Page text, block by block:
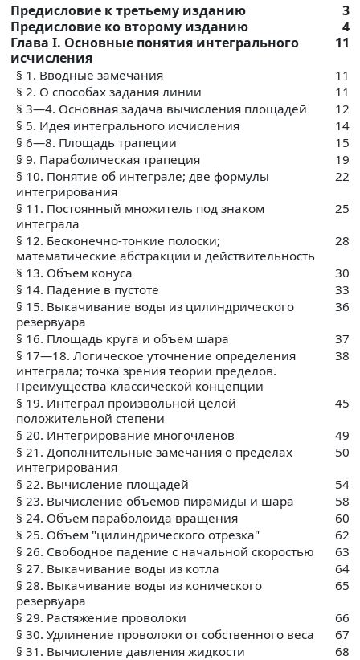
Предисловие к третьему изданию
3
Предисловие ко второму изданию
4
Глава I. Основные понятия интегрального
исчисления
11
§ 1. Вводные замечания
11
§ 2. О способах задания линии
11
§ 3—4. Основная задача вычисления площадей
12
§ 5. Идея интегрального исчисления
14
§ 6—8. Площадь трапеции
15
§ 9. Параболическая трапеция
19
§ 10. Понятие об интеграле; две формулы
интегрирования
22
§ 11. Постоянный множитель под знаком
интеграла
25
§ 12. Бесконечно-тонкие полоски;
математические абстракции и действительность
28
§ 13. Объем конуса
30
§ 14. Падение в пустоте
33
§ 15. Выкачивание воды из цилиндрического
резервуара
36
§ 16. Площадь круга и объем шара
37
§ 17—18. Логическое уточнение определения
интеграла; точка зрения теории пределов.
Преимущества классической концепции
38
§ 19. Интеграл произвольной целой
положительной степени
45
§ 20. Интегрирование многочленов
49
§ 21. Дополнительные замечания о пределах
интегрирования
50
§ 22. Вычисление площадей
54
§ 23. Вычисление объемов пирамиды и шара
58
§ 24. Объем параболоида вращения
60
§ 25. Объем "цилиндрического отрезка"
62
§ 26. Свободное падение с начальной скоростью
63
§ 27. Выкачивание воды из котла
64
§ 28. Выкачивание воды из конического
резервуара
65
§ 29. Растяжение проволоки
66
§ 30. Удлинение проволоки от собственного веса
67
§ 31. Вычисление давления жидкости
68